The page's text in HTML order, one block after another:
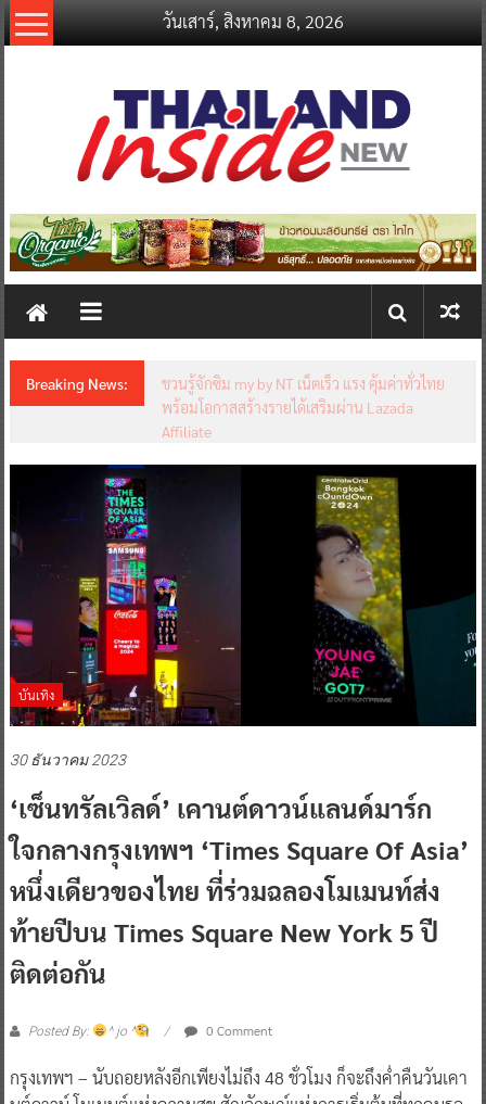
Skip
to
วันเสาร์, สิงหาคม 8, 2026
thailandinsidenew.com
Thailand
New
Breaking News:
ชวนรู้จักซิม my by NT เน็ตเร็ว แรง คุ้มค่าทั่วไทย
พร้อมโอกาสสร้างรายได้เสริมผ่าน Lazada
Affiliate
บันเทิง
30 ธันวาคม 2023
‘เซ็นทรัลเวิลด์’ เคานต์ดาวน์แลนด์มาร์ก
ใจกลางกรุงเทพฯ ‘Times Square Of Asia’
หนึ่งเดียวของไทย ที่ร่วมฉลองโมเมนท์ส่ง
ท้ายปีบน Times Square New York 5 ปี
ติดต่อกัน
Posted By: ^ jo ^ 0 Comment
กรุงเทพฯ – นับถอยหลังอีกเพียงไม่ถึง 48 ชั่วโมง ก็จะถึงค่ำคืนวันเคา